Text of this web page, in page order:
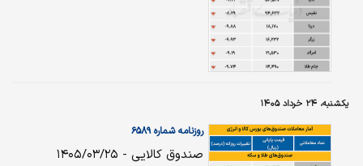
یکشنبه، ۲۴ خرداد ۱۴۰۵
روزنامه شماره ۶۵۸۹
صندوق کالایی - ۱۴۰۵/۰۳/۲۵